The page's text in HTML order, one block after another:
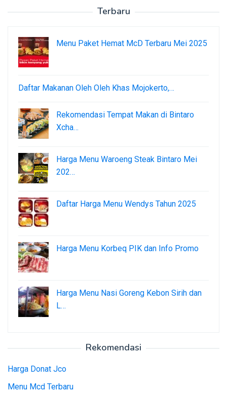
Terbaru
Menu Paket Hemat McD Terbaru Mei 2025
Daftar Makanan Oleh Oleh Khas Mojokerto,…
Rekomendasi Tempat Makan di Bintaro
Xcha…
Harga Menu Waroeng Steak Bintaro Mei
202…
Daftar Harga Menu Wendys Tahun 2025
Harga Menu Korbeq PIK dan Info Promo
Harga Menu Nasi Goreng Kebon Sirih dan
L…
Rekomendasi
Harga Donat Jco
Menu Mcd Terbaru